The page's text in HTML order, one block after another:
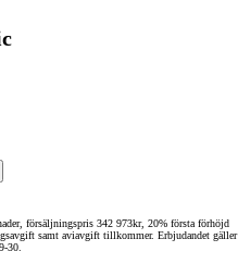
försäljningspris 342 973kr, 20% första förhöjd
samt aviavgift tillkommer. Erbjudandet gäller
30.